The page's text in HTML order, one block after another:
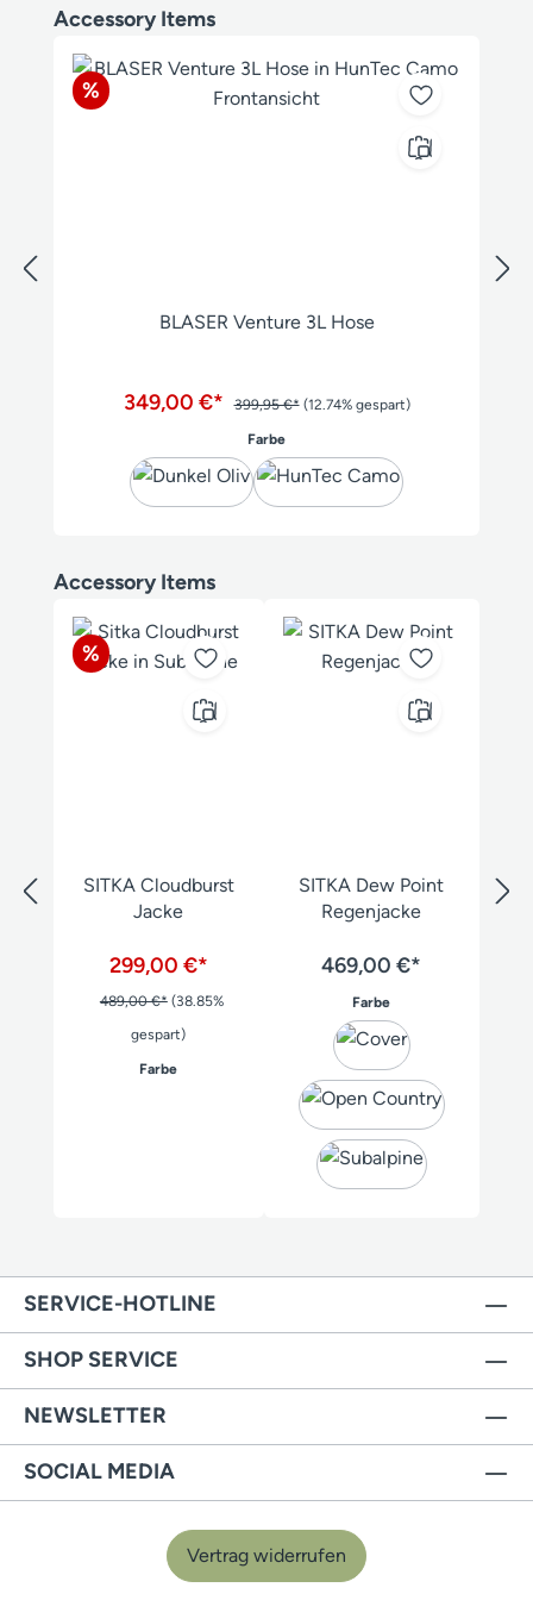
Produktgalerie überspringen
Accessory Items
Rabatt
%
BLASER Venture 3L Hose
349,00 €* 399,95 €* (12.74% gespart)
Farbeauswählen
Produktgalerie überspringen
Accessory Items
Rabatt
%
SITKA Cloudburst
Jacke
299,00 €*
489,00 €* (38.85%
gespart)
Farbeauswählen
SITKA Dew Point
Regenjacke
469,00 €*
Farbeauswählen
SERVICE-HOTLINE
SHOP SERVICE
NEWSLETTER
SOCIAL MEDIA
Vertrag widerrufen